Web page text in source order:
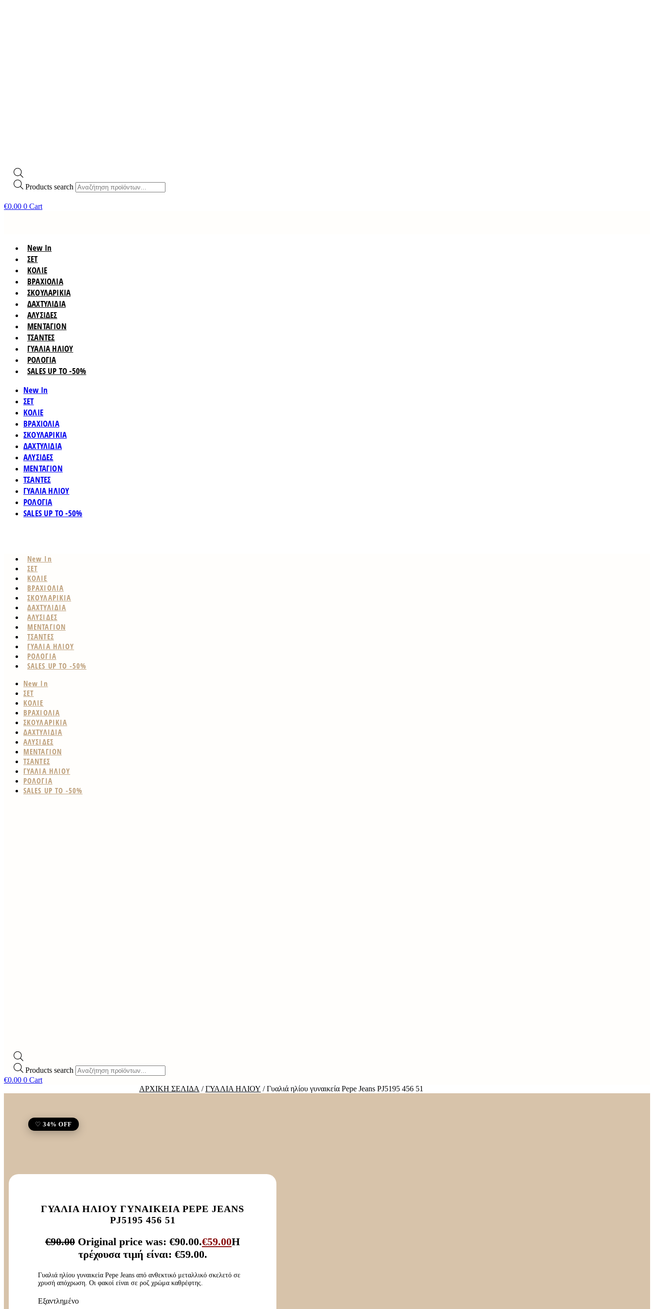
Products search
€0.00 0 Cart
New In
ΣΕΤ
ΚΟΛΙΕ
ΒΡΑΧΙΟΛΙΑ
ΣΚΟΥΛΑΡΙΚΙΑ
ΔΑΧΤΥΛΙΔΙΑ
ΑΛΥΣΙΔΕΣ
ΜΕΝΤΑΓΙΟΝ
ΤΣΑΝΤΕΣ
ΓΥΑΛΙΑ ΗΛΙΟΥ
ΡΟΛΟΓΙΑ
SALES UP TO -50%
New In
ΣΕΤ
ΚΟΛΙΕ
ΒΡΑΧΙΟΛΙΑ
ΣΚΟΥΛΑΡΙΚΙΑ
ΔΑΧΤΥΛΙΔΙΑ
ΑΛΥΣΙΔΕΣ
ΜΕΝΤΑΓΙΟΝ
ΤΣΑΝΤΕΣ
ΓΥΑΛΙΑ ΗΛΙΟΥ
ΡΟΛΟΓΙΑ
SALES UP TO -50%
New In
ΣΕΤ
ΚΟΛΙΕ
ΒΡΑΧΙΟΛΙΑ
ΣΚΟΥΛΑΡΙΚΙΑ
ΔΑΧΤΥΛΙΔΙΑ
ΑΛΥΣΙΔΕΣ
ΜΕΝΤΑΓΙΟΝ
ΤΣΑΝΤΕΣ
ΓΥΑΛΙΑ ΗΛΙΟΥ
ΡΟΛΟΓΙΑ
SALES UP TO -50%
New In
ΣΕΤ
ΚΟΛΙΕ
ΒΡΑΧΙΟΛΙΑ
ΣΚΟΥΛΑΡΙΚΙΑ
ΔΑΧΤΥΛΙΔΙΑ
ΑΛΥΣΙΔΕΣ
ΜΕΝΤΑΓΙΟΝ
ΤΣΑΝΤΕΣ
ΓΥΑΛΙΑ ΗΛΙΟΥ
ΡΟΛΟΓΙΑ
SALES UP TO -50%
Products search
€0.00 0 Cart
ΑΡΧΙΚΉ ΣΕΛΊΔΑ /ΓΥΑΛΙΆ ΗΛΊΟΥ / Γυαλιά ηλίου γυναικεία Pepe Jeans PJ5195 456 51
34% OFF
ΓΥΑΛΙΆ ΗΛΊΟΥ ΓΥΝΑΙΚΕΊΑ PEPE JEANS
PJ5195 456 51
€90.00 Original price was: €90.00.€59.00Η
τρέχουσα τιμή είναι: €59.00.
Γυαλιά ηλίου γυναικεία Pepe Jeans από ανθεκτικό μεταλλικό σκελετό σε
χρυσή απόχρωση. Οι φακοί είναι σε ροζ χρώμα καθρέφτης.
Εξαντλημένο